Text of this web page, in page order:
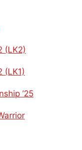
(LK2)
(LK1)
’25